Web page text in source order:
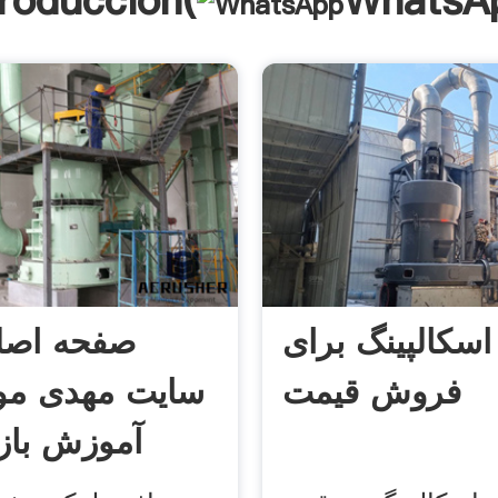
صفحه
سایت مهدی
آموزش
برای
فروش قیمت